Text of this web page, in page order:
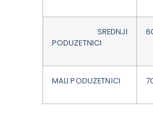
SREDNJI
PODUZETNICI
MALI PODUZETNICI